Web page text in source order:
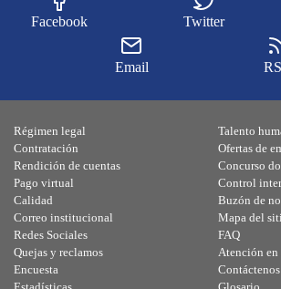
Facebook Twitter
Email
Régimen legal
Contratación
Rendición de cuentas
Pago virtual
Calidad
Talento
Ofertas de
Concurso
Control
Buzón de
Correo institucional
Redes Sociales
Quejas y reclamos
Encuesta
Mapa del
FAQ
Atención en
Contáctenos